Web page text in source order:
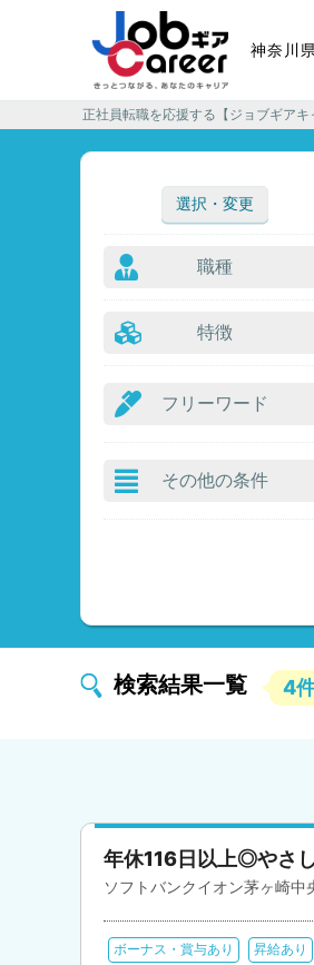
神奈川
正社員転職を応援する【ジョブギアキ
選択・変更
職種
特徴
フリーワード
その他の条件
検索結果一覧 4
年休116日以上◎やさ
ソフトバンクイオン茅ヶ崎中
ボーナス・賞与あり 昇給あり